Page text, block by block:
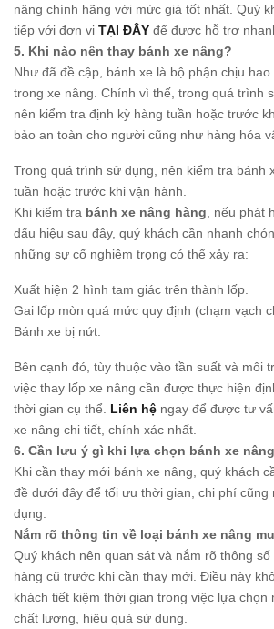
nâng chính hãng với mức giá tốt nhất. Quý
tiếp với đơn vị TẠI ĐÂY để được hỗ trợ
5. Khi nào nên thay bánh xe nâng?
Như đã đề cập, bánh xe là bộ phận chịu
trong xe nâng. Chính vì thế, trong quá trình
nên kiểm tra định kỳ hàng tuần hoặc trước
bảo an toàn cho người cũng như hàng hóa
Trong quá trình sử dụng, nên kiểm tra bánh
tuần hoặc trước khi vận hành.
Khi kiểm tra bánh xe nâng hàng , nếu phát
dấu hiệu sau đây, quý khách cần nhanh
những sự cố nghiêm trọng có thể xảy ra:
Xuất hiện 2 hình tam giác trên thành lốp.
Gai lốp mòn quá mức quy định (chạm vạch
Bánh xe bị nứt.
Bên cạnh đó, tùy thuộc vào tần suất và môi
việc thay lốp xe nâng cần được thực hiện
thời gian cụ thể. Liên hệ ngay để được tư
xe nâng chi tiết, chính xác nhất.
6. Cần lưu ý gì khi lựa chọn bánh xe
Khi cần thay mới bánh xe nâng, quý khách
đề dưới đây để tối ưu thời gian, chi phí cũng
dụng.
Nắm rõ thông tin về loại bánh xe nâng
Quý khách nên quan sát và nắm rõ thông
hàng cũ trước khi cần thay mới. Điều này
khách tiết kiệm thời gian trong việc lựa chọn
chất lượng, hiệu quả sử dụng.